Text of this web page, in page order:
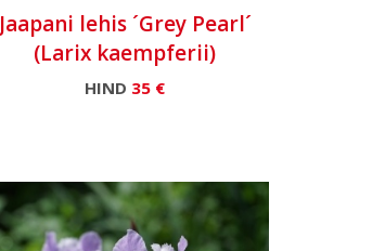
Jaapani lehis ´Grey Pearl´
(Larix kaempferii)
HIND 35 €